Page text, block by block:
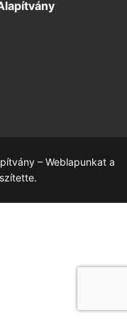
– Weblapunkat a